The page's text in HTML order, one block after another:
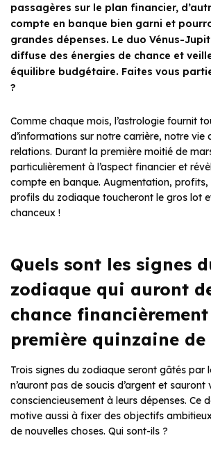
passagères sur le plan financier,
compte en banque bien garni et
grandes dépenses. Le duo Vénus-
diffuse des énergies de chance et
équilibre budgétaire. Faites vous
?
Comme chaque mois, l’astrologie fournit
d’informations sur notre carrière, notre vie
relations. Durant la première moitié de
particulièrement à l’aspect financier et
compte en banque. Augmentation,
profils du zodiaque toucheront le gros lot
chanceux !
Quels sont les signes
zodiaque qui auront
chance
première quinzaine de
Trois signes du zodiaque seront gâtés par
n’auront pas de soucis d’argent et sauront
consciencieusement à leurs dépenses. Ce
motive aussi à fixer des objectifs
de nouvelles choses. Qui sont-ils ?